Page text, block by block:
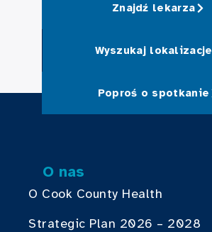
Znajdź lekarza
Wyszukaj lokalizacje
Poproś o spotkanie
O nas
O Cook County Health
Strategic Plan 2026 – 2028